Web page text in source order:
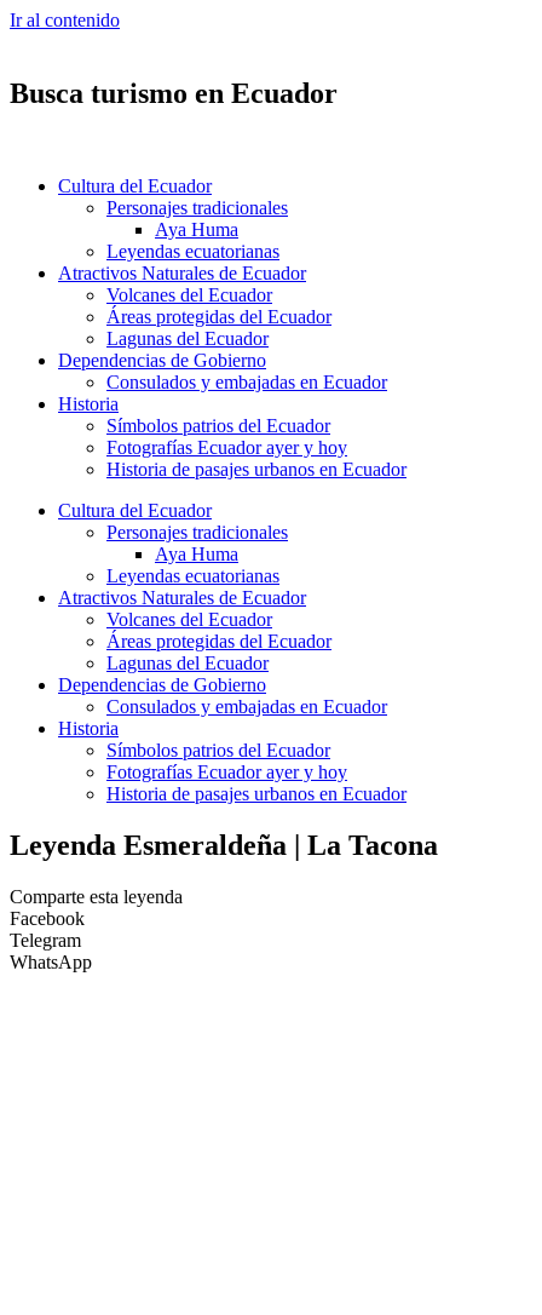
Ir al contenido
Busca turismo en Ecuador
Cultura del Ecuador
Personajes tradicionales
Aya Huma
Leyendas ecuatorianas
Atractivos Naturales de Ecuador
Volcanes del Ecuador
Áreas protegidas del Ecuador
Lagunas del Ecuador
Dependencias de Gobierno
Consulados y embajadas en Ecuador
Historia
Símbolos patrios del Ecuador
Fotografías Ecuador ayer y hoy
Historia de pasajes urbanos en Ecuador
Cultura del Ecuador
Personajes tradicionales
Aya Huma
Leyendas ecuatorianas
Atractivos Naturales de Ecuador
Volcanes del Ecuador
Áreas protegidas del Ecuador
Lagunas del Ecuador
Dependencias de Gobierno
Consulados y embajadas en Ecuador
Historia
Símbolos patrios del Ecuador
Fotografías Ecuador ayer y hoy
Historia de pasajes urbanos en Ecuador
Leyenda Esmeraldeña | La Tacona
Comparte esta leyenda
Facebook
Telegram
WhatsApp